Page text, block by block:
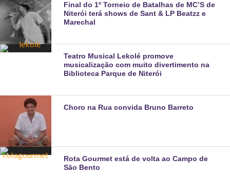
Final do 1º Torneio de Batalhas de MC’S de
Niterói terá shows de Sant & LP Beatzz e
Marechal
Teatro Musical Lekolé promove
musicalização com muito divertimento na
Biblioteca Parque de Niterói
Choro na Rua convida Bruno Barreto
Rota Gourmet está de volta ao Campo de
São Bento